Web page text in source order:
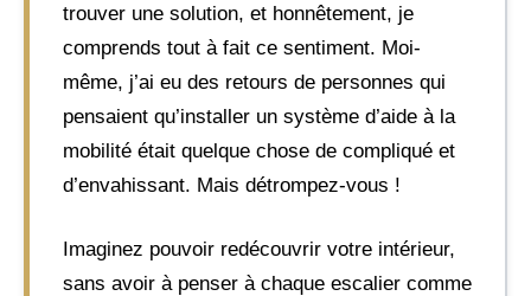
trouver une solution, et honnêtement, je
comprends tout à fait ce sentiment. Moi-
même, j’ai eu des retours de personnes qui
pensaient qu’installer un système d’aide à la
mobilité était quelque chose de compliqué et
d’envahissant. Mais détrompez-vous !
Imaginez pouvoir redécouvrir votre intérieur,
sans avoir à penser à chaque escalier comme